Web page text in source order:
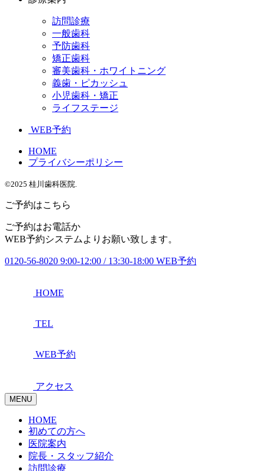
訪問診療
一般歯科
予防歯科
矯正歯科
審美歯科・ホワイトニング
義歯・ピカッシュ
小児歯科・矯正
ライフステージ
WEB予約
HOME
プライバシーポリシー
©2025 桂川歯科医院.
ご予約はこちら
ご予約はお電話か
WEB予約システムよりお願い致します。
0120-56-8020 9:00-12:00 / 13:30-18:00 WEB予約
HOME
TEL
WEB予約
アクセス
MENU
HOME
初めての方へ
医院案内
院長・スタッフ紹介
訪問診療